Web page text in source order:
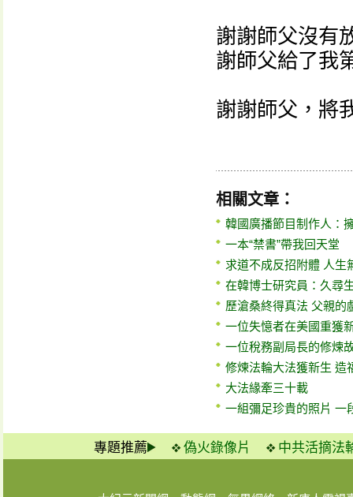
謝謝師父沒有
謝師父給了我
謝謝師父，將
相關文章：
韓國廣播節目制作人：
一本“禁書”帶我回天堂
求道不成反招附體 人生
在韓博士研究員：久尋
歷滄桑終得真法 父親的
一位失憶者在美國重獲
一位稅務副局長的修煉
修煉法輪大法獲新生 造
大法緣牽三十載
一組彌足珍貴的照片 一
專題推薦 偽火錄像片 中共活摘法